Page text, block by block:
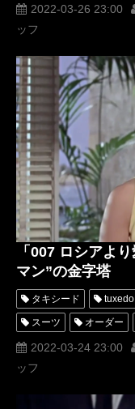
レンタルタキシード
MUNETAKAYOKOYAMA
オーダータキシード東
新郎衣装 レンタ
レンタルタキシード名
タキシードオーダー東京
タキシード靴 青山
カジノロワイヤル
2022-03-26 23:00
ッフ
「007 ロシアよ
マン”の金字塔
タキシード tuxedo
スーツ オーダー
レンタルタキシード
MUNETAKAYOKOYAMA
オーダータキシード東
2022-03-24 23:00
ッフ